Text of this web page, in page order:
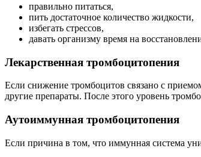
правильно питаться,
пить достаточное количество жидкости,
избегать стрессов,
давать организму время на
Лекарственная тромбоцитопения
Если снижение тромбоцитов связано с
другие препараты. После этого уровень
Аутоиммунная тромбоцитопения
Если причина в том, что иммунная система